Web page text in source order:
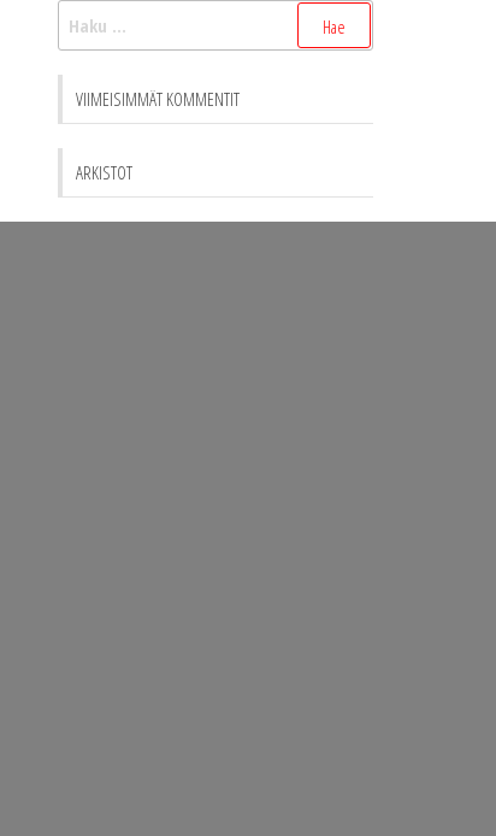
Haku:
VIIMEISIMMÄT KOMMENTIT
ARKISTOT